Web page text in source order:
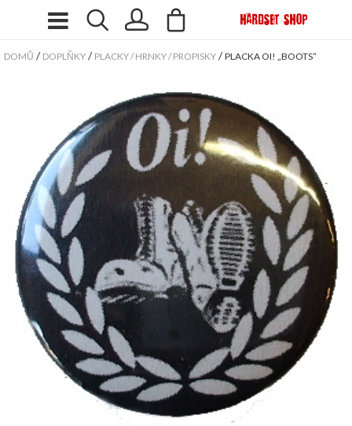
DOMŮ / DOPLŇKY / PLACKY / HRNKY / PROPISKY /PLACKA OI! „BOOTS“